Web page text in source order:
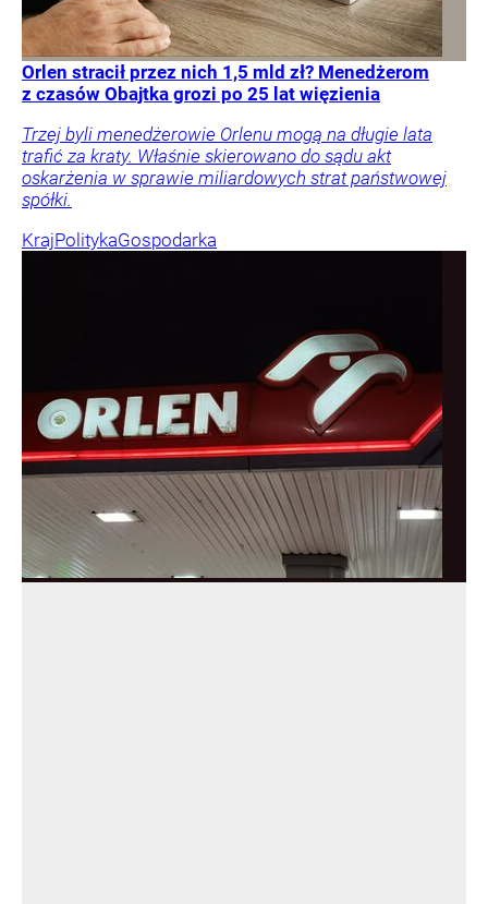
Orlen stracił przez nich 1,5 mld zł? Menedżerom
z czasów Obajtka grozi po 25 lat więzienia
Trzej byli menedżerowie Orlenu mogą na długie lata
trafić za kraty. Właśnie skierowano do sądu akt
oskarżenia w sprawie miliardowych strat państwowej
spółki.
KrajPolitykaGospodarka